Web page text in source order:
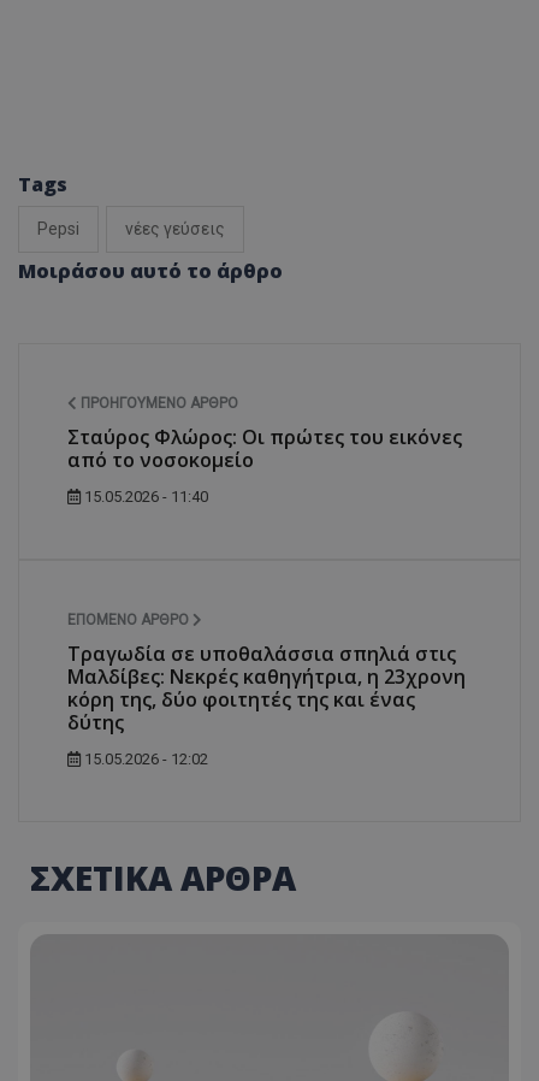
Tags
Pepsi νέες γεύσεις
Μοιράσου αυτό το άρθρο
ΠΡΟΗΓΟΎΜΕΝΟ ΆΡΘΡΟ
Σταύρος Φλώρος: Οι πρώτες του εικόνες
από το νοσοκομείο
15.05.2026 - 11:40
ΕΠΌΜΕΝΟ ΆΡΘΡΟ
Τραγωδία σε υποθαλάσσια σπηλιά στις
Μαλδίβες: Νεκρές καθηγήτρια, η 23χρονη
κόρη της, δύο φοιτητές της και ένας
δύτης
15.05.2026 - 12:02
ΣΧΕΤΙΚΑ ΑΡΘΡΑ